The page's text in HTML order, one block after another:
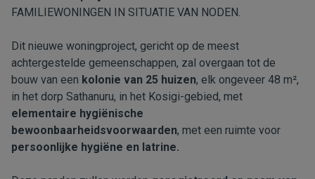
FAMILIEWONINGEN IN SITUATIE VAN NODEN.
Dit nieuwe woningproject, gericht op de meest
achtergestelde gemeenschappen, zal overgaan tot de
bouw van een kolonie van 25 huizen, elk ongeveer 48 m²,
in het dorp Sathanuru, in het Kosigi-gebied, met
elementaire hygiënische
bewoonbaarheidsvoorwaarden, met een ruimte voor
persoonlijke hygiëne en latrine.